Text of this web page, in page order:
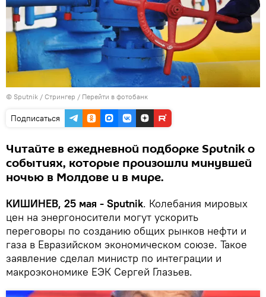
© Sputnik / Стрингер / Перейти в фотобанк
Подписаться
Читайте в ежедневной подборке Sputnik о
событиях, которые произошли минувшей
ночью в Молдове и в мире.
КИШИНЕВ, 25 мая - Sputnik. Колебания мировых
цен на энергоносители могут ускорить
переговоры по созданию общих рынков нефти и
газа в Евразийском экономическом союзе. Такое
заявление сделал министр по интеграции и
макроэкономике ЕЭК Сергей Глазьев.